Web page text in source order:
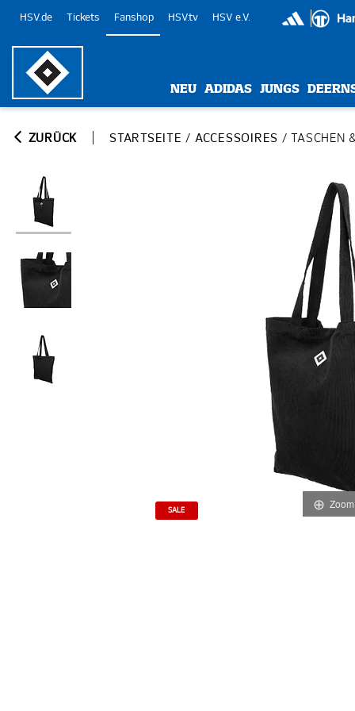
HSV.de Tickets Fanshop HSV.tv HSV e.V.
NEU ADIDAS JUNGS
ZURÜCK STARTSEITE / ACCESSOIRES / TASCHEN
Zoom
SALE